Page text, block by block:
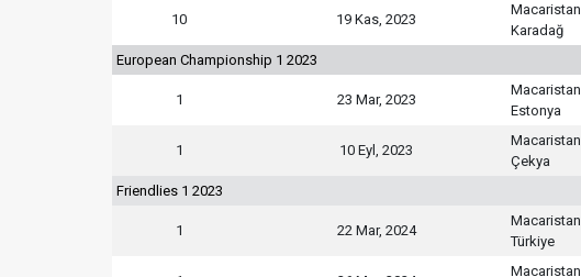
10 19 Kas, 2023
Macaristan
Karadağ
European Championship 1 2023
1 23 Mar, 2023
Macaristan
Estonya
1 10 Eyl, 2023
Macaristan
Çekya
Friendlies 1 2023
1 22 Mar, 2024
Macaristan
Türkiye
Macaristan